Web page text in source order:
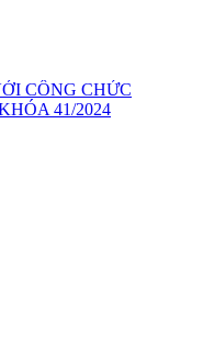
CÔNG CHỨC
41/2024